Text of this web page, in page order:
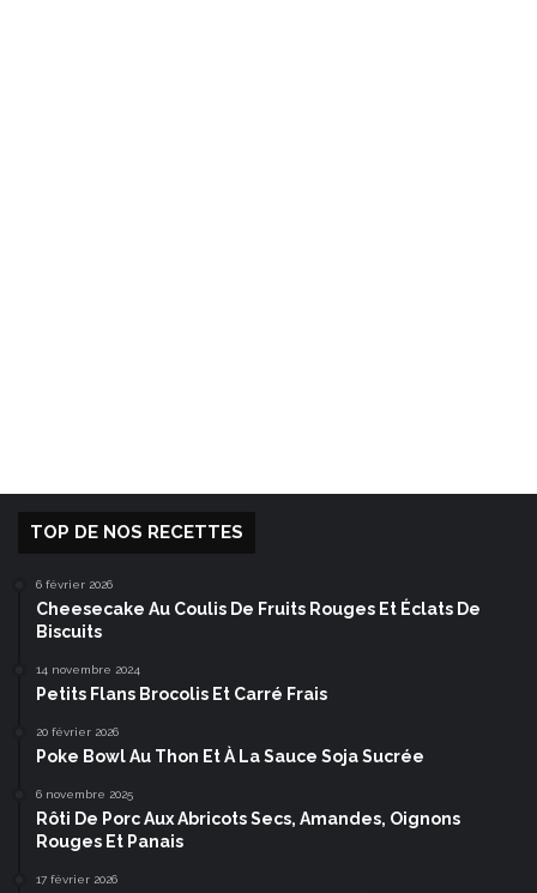
TOP DE NOS RECETTES
6 février 2026
Cheesecake Au Coulis De Fruits Rouges Et Éclats De
Biscuits
14 novembre 2024
Petits Flans Brocolis Et Carré Frais
20 février 2026
Poke Bowl Au Thon Et À La Sauce Soja Sucrée
6 novembre 2025
Rôti De Porc Aux Abricots Secs, Amandes, Oignons
Rouges Et Panais
17 février 2026